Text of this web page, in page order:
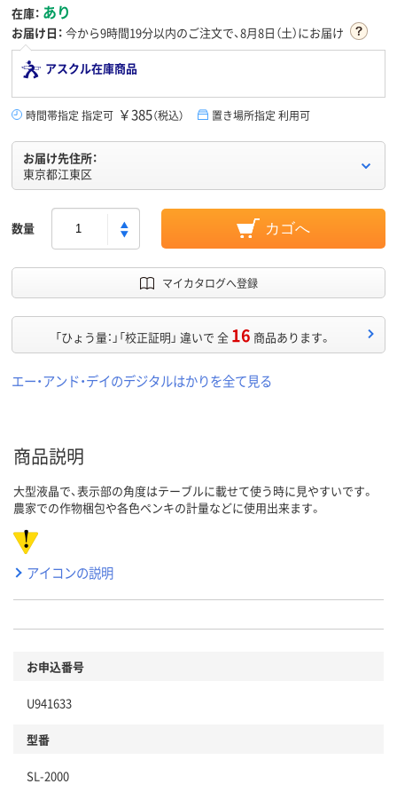
在庫： あり
お届け日： 今から9時間19分以内のご注文で、8月8日（土）にお届け
アスクル在庫商品
時間帯指定 指定可 ￥385（税込） 置き場所指定 利用可
お届け先住所：
東京都江東区
数量 カゴへ
マイカタログへ登録
「ひょう量：」「校正証明」 違いで 全 16 商品あります。
エー・アンド・デイのデジタルはかりを全て見る
商品説明
大型液晶で、表示部の角度はテーブルに載せて使う時に見やすいです。
農家での作物梱包や各色ペンキの計量などに使用出来ます。
アイコンの説明
お申込番号
U941633
型番
SL-2000